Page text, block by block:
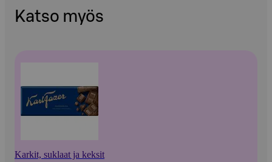
Katso myös
Karkit, suklaat ja keksit